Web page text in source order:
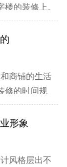
的装修上。
的装修，要注
商铺的生活
修的时间规
形象
风格层出不